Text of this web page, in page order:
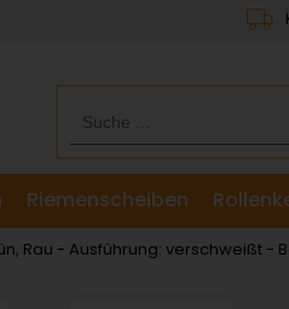
Riemenscheiben
Rau - Ausführung: verschweißt -